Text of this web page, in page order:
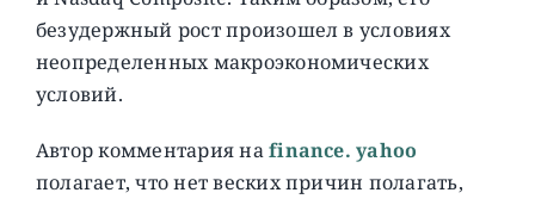
безудержный рост произошел в условиях
неопределенных макроэкономических
условий.
Автор комментария наfinance. yahoo
полагает, что нет веских причин полагать,